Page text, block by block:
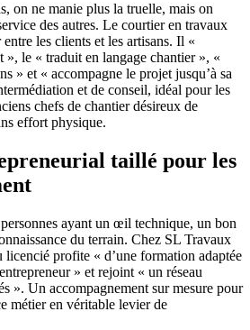
on ne manie plus la truelle, mais on
des autres. Le courtier en travaux
les clients et les artisans. Il «
», le « traduit en langage chantier », «
» et « accompagne le projet jusqu’à sa
et de conseil, idéal pour les
chefs de chantier désireux de
effort physique.
taillé pour les
personnes ayant un œil technique, un bon
du terrain. Chez SL Travaux
licencié profite « d’une formation adaptée
» et rejoint « un réseau
». Un accompagnement sur mesure pour
métier en véritable levier de